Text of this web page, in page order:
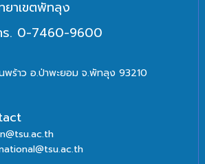
ยาเขตพัทลุง
ร. 0-7460-9600
ร้าว อ.ป่าพะยอม จ.พัทลุง 93210